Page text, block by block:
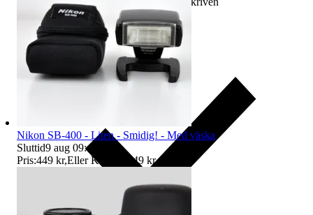
Nikon SB-400 - Liten - Smidig! - Med väska
Sluttid9 aug 09:41
Pris:449 kr,Eller Köp nu 549 kr,.